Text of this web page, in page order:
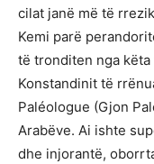
cilat janë më të
Kemi parë
të tronditen nga
Konstandinit të
Paléologue (Gjon
Arabëve. Ai ishte
dhe injorantë,